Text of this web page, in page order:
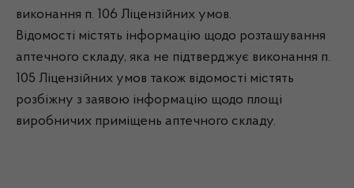
виконання п. 106 Ліцензійних умов.
Відомості містять інформацію щодо розташування
аптечного складу, яка не підтверджує виконання п.
105 Ліцензійних умов також відомості містять
розбіжну з заявою інформацію щодо площі
виробничих приміщень аптечного складу.